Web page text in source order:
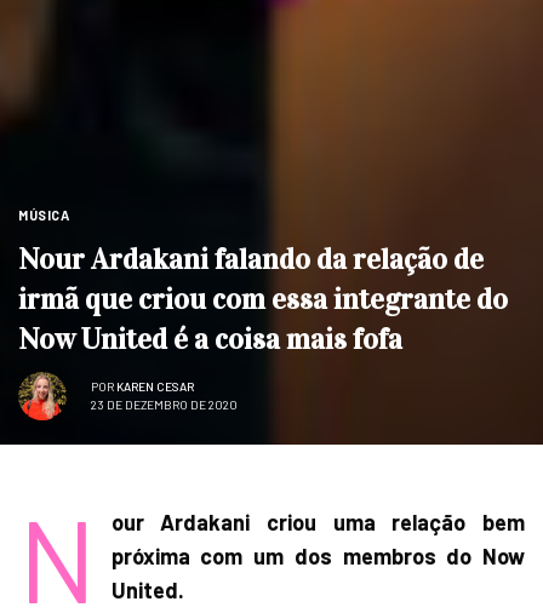
MÚSICA
Nour Ardakani falando da relação de
irmã que criou com essa integrante do
Now United é a coisa mais fofa
POR KAREN CESAR
23 DE DEZEMBRO DE 2020
N
our Ardakani criou uma relação bem
próxima com um dos membros do Now
United.